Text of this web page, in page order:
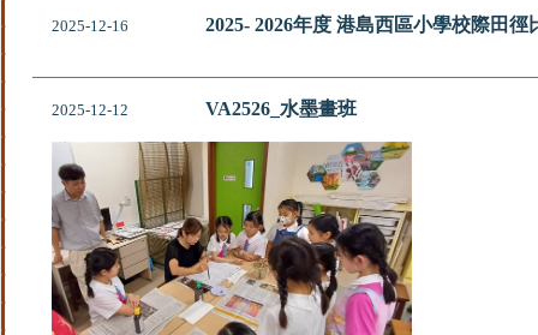
2025-12-16 2025- 2026年度 港島西區小學校際田徑
2025-12-12 VA2526_水墨畫班